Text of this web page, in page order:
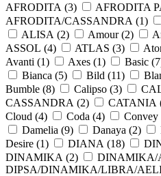
AFRODITA (3) AFRODITA
AFRODITA/CASSANDRA (1)
ALISA (2) Amour (2)
ASSOL (4) ATLAS (3)
Avanti (1) Axes (1) Basic (7
Bianca (5) Bild (11)
Bumble (8) Calipso (3)
CASSANDRA (2) CATANIA
Cloud (4) Coda (4) Convey
Damelia (9) Danaya (2)
Desire (1) DIANA (18)
DINAMIKA (2) DINAMIKA/
DIPSA/DINAMIKA/LIBRA/